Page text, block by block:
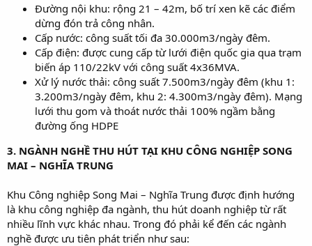
Đường nội khu: rộng 21 – 42m, bố trí xen kẽ các điểm
dừng đón trả công nhân.
Cấp nước: công suất tối đa 30.000m3/ngày đêm.
Cấp điện: được cung cấp từ lưới điện quốc gia qua trạm
biến áp 110/22kV với công suất 4x36MVA.
Xử lý nước thải: công suất 7.500m3/ngày đêm (khu 1:
3.200m3/ngày đêm, khu 2: 4.300m3/ngày đêm). Mạng
lưới thu gom và thoát nước thải 100% ngầm bằng
đường ống HDPE
3. NGÀNH NGHỀ THU HÚT TẠI KHU CÔNG NGHIỆP SONG
MAI – NGHĨA TRUNG
Khu Công nghiệp Song Mai – Nghĩa Trung được định hướng
là khu công nghiệp đa ngành, thu hút doanh nghiệp từ rất
nhiều lĩnh vực khác nhau. Trong đó phải kể đến các ngành
nghề được ưu tiên phát triển như sau: